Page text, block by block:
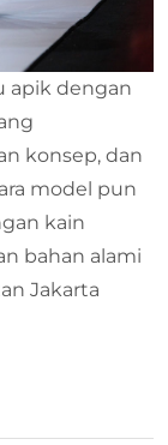
apik dengan
konsep, dan
model pun
kain
bahan alami
Jakarta